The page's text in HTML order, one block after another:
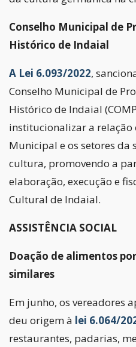
Conselho Municipal de
Histórico de Indaial
A Lei 6.093/2022,
Conselho Municipal de
Histórico de Indaial
institucionalizar a
Municipal e os setores da
cultura, promovendo a
elaboração, execução e
Cultural de Indaial.
ASSISTÊNCIA SOCIAL
Doação de alimentos
similares
Em junho, os vereadores
deu origem à lei 6.064/
restaurantes, padarias,